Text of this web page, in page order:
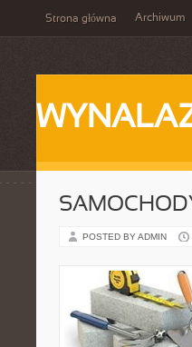
Strona główna Archiwum
POSTED BY ADMIN